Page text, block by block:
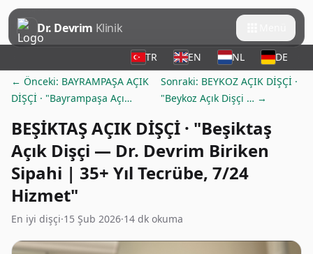
Dr. Devrim Klinik
TR EN NL
DE
← Önceki: BAYRAMPAŞA AÇIK
DİŞÇİ · "Bayrampaşa Açı…
Sonraki: BEYKOZ AÇIK DİŞÇİ ·
"Beykoz Açık Dişçi … →
BEŞİKTAŞ AÇIK DİŞÇİ · "Beşiktaş
Açık Dişçi — Dr. Devrim Biriken
Sipahi | 35+ Yıl Tecrübe, 7/24
Hizmet"
En iyi dişçi·15 Şub 2026·14 dk okuma